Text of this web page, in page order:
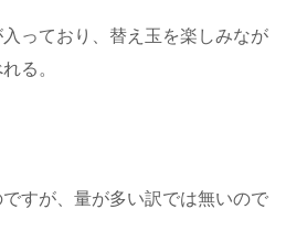
っており、替え玉を楽しみなが
る。
すが、量が多い訳では無いので